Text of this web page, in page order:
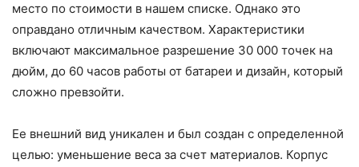
место по стоимости в нашем списке. Однако это
оправдано отличным качеством. Характеристики
включают максимальное разрешение 30 000 точек на
дюйм, до 60 часов работы от батареи и дизайн, который
сложно превзойти.
Ее внешний вид уникален и был создан с определенной
целью: уменьшение веса за счет материалов. Корпус